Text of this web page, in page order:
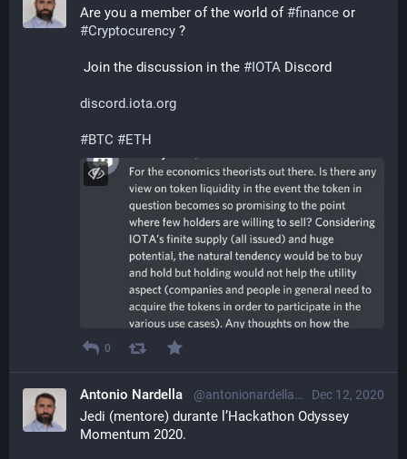
Are you a member of the world of #finance
#Cryptocurency ?
Join the discussion in the #IOTA Discord
discord.iota.org
#BTC #ETH
0
Dec 12, 2020
Antonio Nardella @antonionardella@librem.one
Jedi (mentore) durante l’Hackathon Odyssey
Momentum 2020.